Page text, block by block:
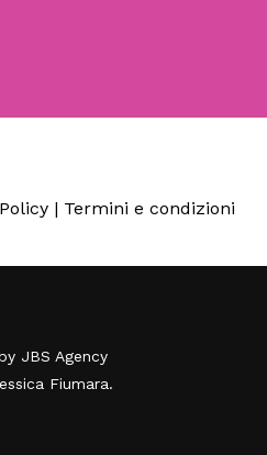
| Termini e condizioni
JBS Agency
Fiumara.